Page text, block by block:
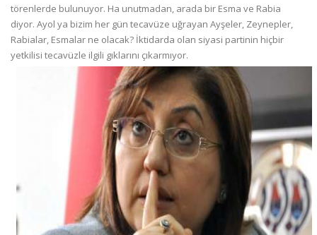
törenlerde bulunuyor. Ha unutmadan, arada bir Esma ve Rabia
diyor. Ayol ya bizim her gün tecavüze uğrayan Ayşeler, Zeynepler,
Rabialar, Esmalar ne olacak? İktidarda olan siyasi partinin hiçbir
yetkilisi tecavüzle ilgili gıklarını çıkarmıyor.